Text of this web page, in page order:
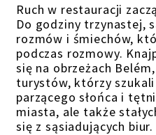
Ruch w restauracji
Do godziny trzynastej,
rozmów i śmiechów,
podczas rozmowy.
się na obrzeżach
turystów, którzy
parzącego słońca i
miasta, ale także
się z sąsiadujących biur.